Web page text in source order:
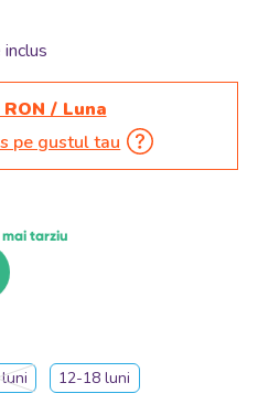
/ Luna
pe gustul tau
tarziu
12-18 luni